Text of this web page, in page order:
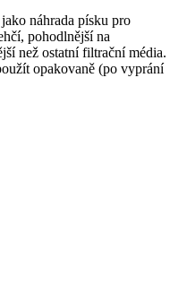
náhrada písku pro
pohodlnější na
než ostatní filtrační média.
opakovaně (po vyprání